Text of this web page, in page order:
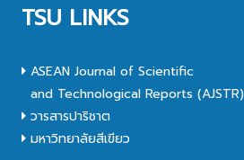
TSU LINKS
ASEAN Journal of Scientific
and Technological Reports (AJSTR)
วารสารปาริชาต
มหาวิทยาลัยสีเขียว